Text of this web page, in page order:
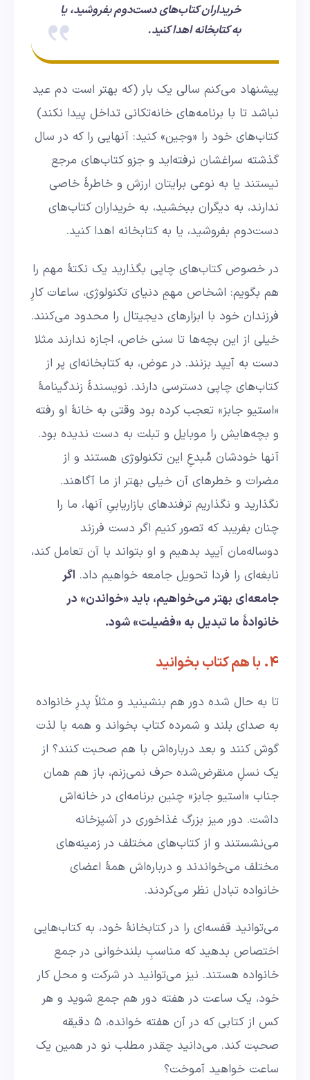
خریداران کتاب‌های دست‌دوم بفروشید، یا
به کتابخانه اهدا کنید.
پیشنهاد می‌کنم سالی یک بار (که بهتر است دم عید
نباشد تا با برنامه‌های خانه‌تکانی تداخل پیدا نکند)
کتاب‌های خود را «وجین» کنید: آنهایی را که در سال
گذشته سراغشان نرفته‌اید و جزو کتاب‌های مرجع
نیستند یا به نوعی برایتان ارزش و خاطرۀ خاصی
ندارند، به دیگران ببخشید، به خریداران کتاب‌های
دست‌دوم بفروشید، یا به کتابخانه اهدا کنید.
در خصوص کتاب‌های چاپی بگذارید یک نکتۀ مهم را
هم بگویم: اشخاص مهمِ دنیای تکنولوژی، ساعات کارِ
فرزندان خود با ابزارهای دیجیتال را محدود می‌کنند.
خیلی از این بچه‌ها تا سنی خاص، اجازه ندارند مثلا
دست به آیپد بزنند. در عوض، به کتابخانه‌ای پر از
کتاب‌های چاپی دسترسی دارند. نویسندۀ زندگینامۀ
«استیو جابز» تعجب کرده بود وقتی به خانۀ او رفته
و بچه‌هایش را موبایل و تبلت به دست ندیده بود.
آنها خودشان مُبدعِ این تکنولوژی هستند و از
مضرات و خطرهای آن خیلی بهتر از ما آگاهند.
نگذارید و نگذاریم ترفندهای بازاریابیِ آنها، ما را
چنان بفریبد که تصور کنیم اگر دست فرزند
دوساله‌مان آیپد بدهیم و او بتواند با آن تعامل کند،
نابغه‌ای را فردا تحویل جامعه خواهیم داد. اگر
جامعه‌ای بهتر می‌خواهیم، باید «خواندن» در
خانوادۀ ما تبدیل به «فضیلت» شود.
۴. با هم کتاب بخوانید
تا به حال شده دور هم بنشینید و مثلاً پدرِ خانواده
به صدای بلند و شمرده کتاب بخواند و همه با لذت
گوش کنند و بعد درباره‌اش با هم صحبت کنند؟ از
یک نسلِ منقرض‌شده حرف نمی‌زنم، باز هم همان
جناب «استیو جابز» چنین برنامه‌ای در خانه‌اش
داشت. دور میز بزرگ غذاخوری در آشپزخانه
می‌نشستند و از کتاب‌های مختلف در زمینه‌های
مختلف می‌خواندند و درباره‌اش همۀ اعضای
خانواده تبادل نظر می‌کردند.
می‌توانید قفسه‌ای را در کتابخانۀ خود، به کتاب‌هایی
اختصاص بدهید که مناسبِ بلندخوانی در جمع
خانواده هستند. نیز می‌توانید در شرکت و محل کار
خود، یک ساعت در هفته دور هم جمع شوید و هر
کس از کتابی که در آن هفته خوانده، ۵ دقیقه
صحبت کند. می‌دانید چقدر مطلب نو در همین یک
ساعت خواهید آموخت؟